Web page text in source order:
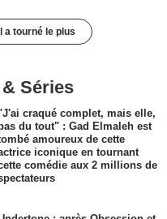
a tourné le plus
Séries
craqué complet, mais elle,
du tout" : Gad Elmaleh est
amoureux de cette
iconique en tournant
comédie aux 2 millions de